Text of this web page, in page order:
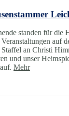
standen für die
auf
an Christi
und unser
Mehr